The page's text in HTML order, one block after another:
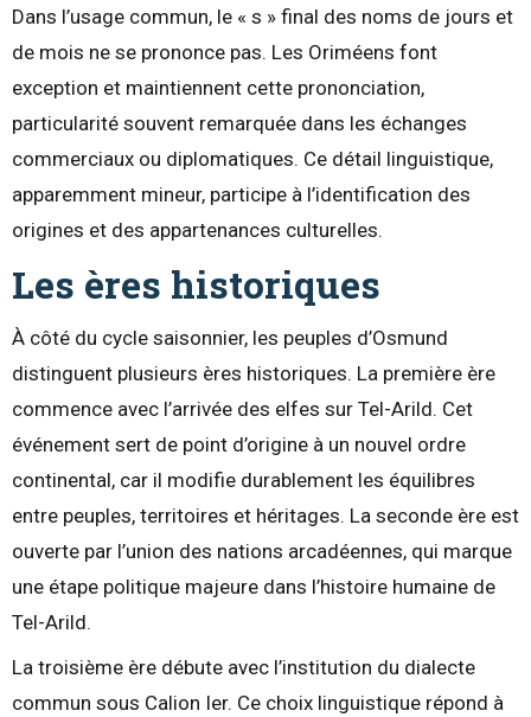
Dans l’usage commun, le « s » final des noms de jours et
de mois ne se prononce pas. Les Oriméens font
exception et maintiennent cette prononciation,
particularité souvent remarquée dans les échanges
commerciaux ou diplomatiques. Ce détail linguistique,
apparemment mineur, participe à l’identification des
origines et des appartenances culturelles.
Les ères historiques
À côté du cycle saisonnier, les peuples d’Osmund
distinguent plusieurs ères historiques. La première ère
commence avec l’arrivée des elfes sur Tel-Arild. Cet
événement sert de point d’origine à un nouvel ordre
continental, car il modifie durablement les équilibres
entre peuples, territoires et héritages. La seconde ère est
ouverte par l’union des nations arcadéennes, qui marque
une étape politique majeure dans l’histoire humaine de
Tel-Arild.
La troisième ère débute avec l’institution du dialecte
commun sous Calion Ier. Ce choix linguistique répond à